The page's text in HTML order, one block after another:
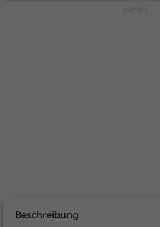
Beschreibung